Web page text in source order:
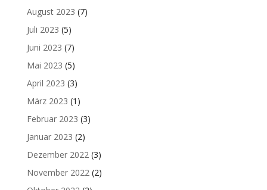
August 2023 (7)
Juli 2023 (5)
Juni 2023 (7)
Mai 2023 (5)
April 2023 (3)
März 2023 (1)
Februar 2023 (3)
Januar 2023 (2)
Dezember 2022 (3)
November 2022 (2)